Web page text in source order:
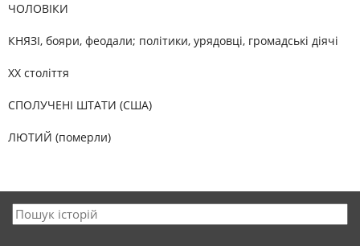
ЧОЛОВІКИ
КНЯЗІ, бояри, феодали; політики, урядовці, громадські діячі
XX століття
СПОЛУЧЕНІ ШТАТИ (США)
ЛЮТИЙ (померли)